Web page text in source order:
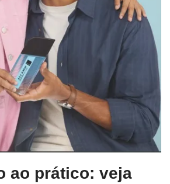
ao prático: veja